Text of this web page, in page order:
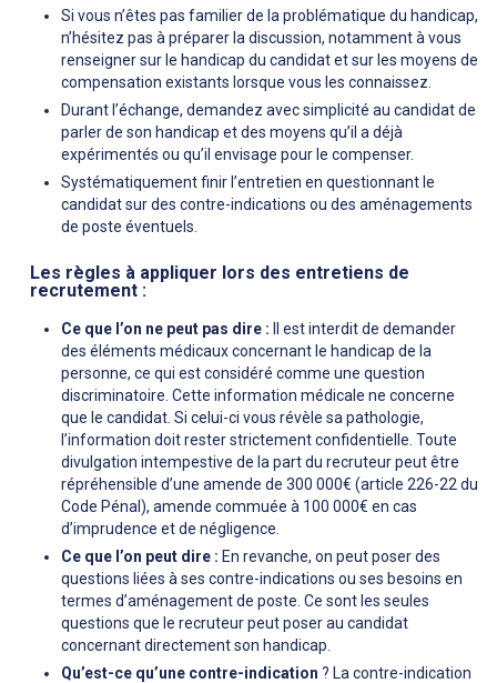
Si vous n’êtes pas familier de la problématique du handicap,
n’hésitez pas à préparer la discussion, notamment à vous
renseigner sur le handicap du candidat et sur les moyens de
compensation existants lorsque vous les connaissez.
Durant l’échange, demandez avec simplicité au candidat de
parler de son handicap et des moyens qu’il a déjà
expérimentés ou qu’il envisage pour le compenser.
Systématiquement finir l’entretien en questionnant le
candidat sur des contre-indications ou des aménagements
de poste éventuels.
Les règles à appliquer lors des entretiens de
recrutement :
Ce que l’on ne peut pas dire :
Il est interdit de demander
des éléments médicaux concernant le handicap de la
personne, ce qui est considéré comme une question
discriminatoire. Cette information médicale ne concerne
que le candidat. Si celui-ci vous révèle sa pathologie,
l’information doit rester strictement confidentielle. Toute
divulgation intempestive de la part du recruteur peut être
répréhensible d’une amende de 300 000€ (article 226-22 du
Code Pénal), amende commuée à 100 000€ en cas
d’imprudence et de négligence.
Ce que l’on peut dire : En revanche, on peut poser des
questions liées à ses contre-indications ou ses besoins en
termes d’aménagement de poste. Ce sont les seules
questions que le recruteur peut poser au candidat
concernant directement son handicap.
Qu’est-ce qu’une contre-indication ? La contre-indication